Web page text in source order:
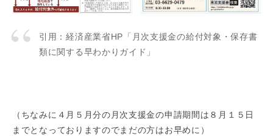
引用：経済産業省HP「月次支援金の給付対象・保存書
類に関する早わかりガイド」
（ちなみに４月５月分の月次支援金の申請期間は８月１５日
までとなっておりますのでまだの方はお早めに）